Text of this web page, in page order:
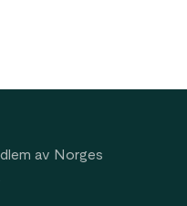
av Norges